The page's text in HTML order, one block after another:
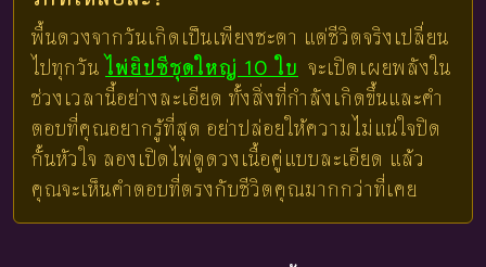
พื้นดวงจากวันเกิดเป็นเพียงชะตา แต่ชีวิตจริงเปลี่ยน
ไปทุกวัน ไพ่ยิปซีชุดใหญ่ 10 ใบ จะเปิดเผยพลังใน
ช่วงเวลานี้อย่างละเอียด ทั้งสิ่งที่กำลังเกิดขึ้นและคำ
ตอบที่คุณอยากรู้ที่สุด อย่าปล่อยให้ความไม่แน่ใจปิด
กั้นหัวใจ ลองเปิดไพ่ดูดวงเนื้อคู่แบบละเอียด แล้ว
คุณจะเห็นคำตอบที่ตรงกับชีวิตคุณมากกว่าที่เคย